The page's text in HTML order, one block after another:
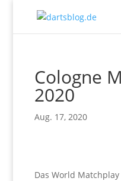
Cologne
2020
Aug. 17, 2020
Das World